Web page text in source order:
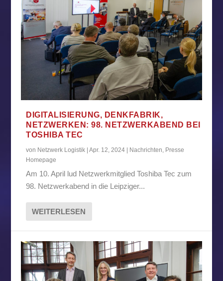
DIGITALISIERUNG, DENKFABRIK,
NETZWERKEN: 98. NETZWERKABEND BEI
TOSHIBA TEC
von Netzwerk Logistik |Apr. 12, 2024 | Nachrichten, Presse
Homepage
Am 10. April lud Netzwerkmitglied Toshiba Tec zum
98. Netzwerkabend in die Leipziger...
WEITERLESEN